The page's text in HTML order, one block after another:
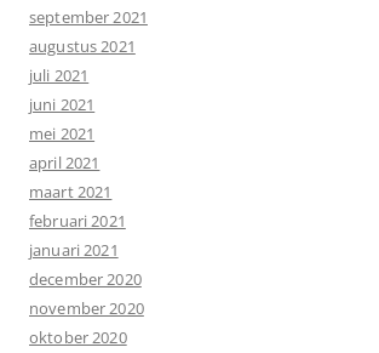
september 2021
augustus 2021
juli 2021
juni 2021
mei 2021
april 2021
maart 2021
februari 2021
januari 2021
december 2020
november 2020
oktober 2020